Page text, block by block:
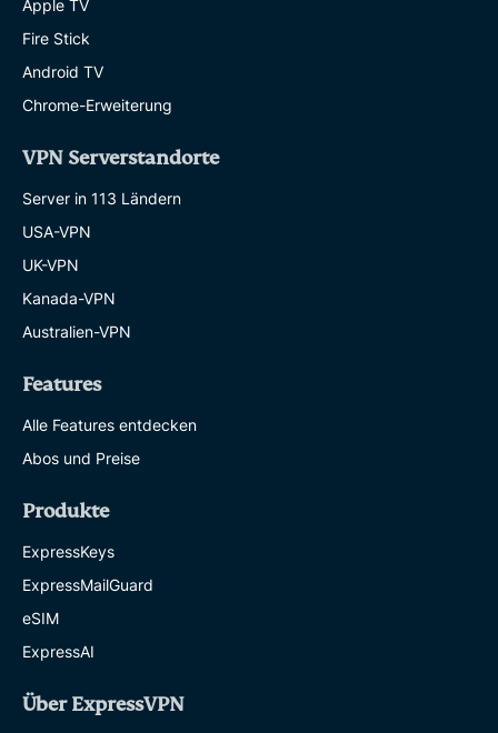
Apple TV
Fire Stick
Android TV
Chrome-Erweiterung
VPN Serverstandorte
Server in 113 Ländern
USA-VPN
UK-VPN
Kanada-VPN
Australien-VPN
Features
Alle Features entdecken
Abos und Preise
Produkte
ExpressKeys
ExpressMailGuard
eSIM
ExpressAI
Über ExpressVPN